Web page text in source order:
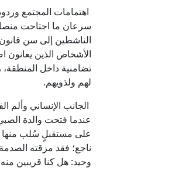
اهتمامات المجتمع
سرعان ما اجتاحت
الناشطين إلى سن
الأشخاص الذين
تضامنية داخل
لهم ولذويهم.
الجانب الإنساني وألم
عندما فتحت والدة
على مستقبلٍ سُلب منها
ناجع؛ فقد مزقته
وحيد: هل كنا قريبين